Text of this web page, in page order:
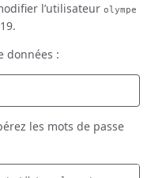
l’utilisateur olympe
données :
les mots de passe